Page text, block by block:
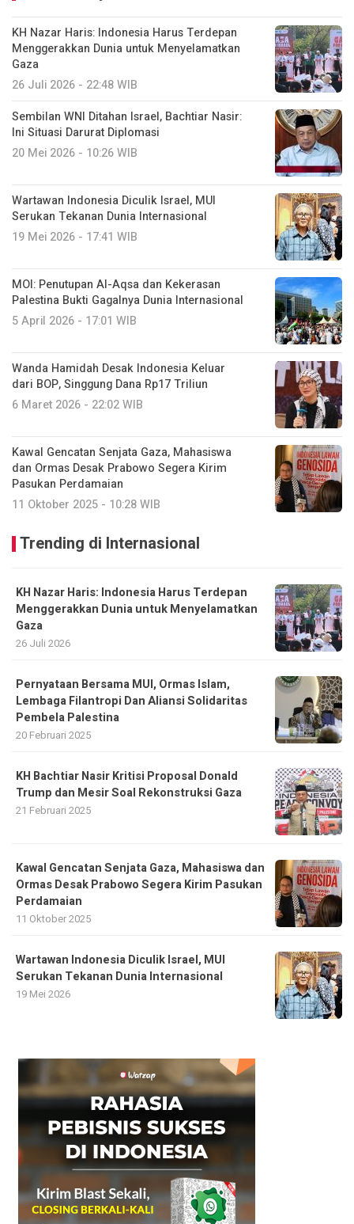
KH Nazar Haris: Indonesia Harus Terdepan
Menggerakkan Dunia untuk Menyelamatkan
Gaza
26 Juli 2026 - 22:48 WIB
Sembilan WNI Ditahan Israel, Bachtiar Nasir:
Ini Situasi Darurat Diplomasi
20 Mei 2026 - 10:26 WIB
Wartawan Indonesia Diculik Israel, MUI
Serukan Tekanan Dunia Internasional
19 Mei 2026 - 17:41 WIB
MOI: Penutupan Al-Aqsa dan Kekerasan
Palestina Bukti Gagalnya Dunia Internasional
5 April 2026 - 17:01 WIB
Wanda Hamidah Desak Indonesia Keluar
dari BOP, Singgung Dana Rp17 Triliun
6 Maret 2026 - 22:02 WIB
Kawal Gencatan Senjata Gaza, Mahasiswa
dan Ormas Desak Prabowo Segera Kirim
Pasukan Perdamaian
11 Oktober 2025 - 10:28 WIB
Trending di Internasional
KH Nazar Haris: Indonesia Harus Terdepan
Menggerakkan Dunia untuk Menyelamatkan
Gaza
26 Juli 2026
Pernyataan Bersama MUI, Ormas Islam,
Lembaga Filantropi Dan Aliansi Solidaritas
Pembela Palestina
20 Februari 2025
KH Bachtiar Nasir Kritisi Proposal Donald
Trump dan Mesir Soal Rekonstruksi Gaza
21 Februari 2025
Kawal Gencatan Senjata Gaza, Mahasiswa dan
Ormas Desak Prabowo Segera Kirim Pasukan
Perdamaian
11 Oktober 2025
Wartawan Indonesia Diculik Israel, MUI
Serukan Tekanan Dunia Internasional
19 Mei 2026